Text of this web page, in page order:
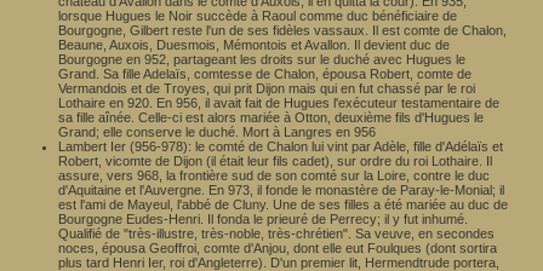
lorsque Hugues le Noir succède à Raoul comme duc bénéficiaire de
Bourgogne, Gilbert reste l'un de ses fidèles vassaux. Il est comte de Chalon,
Beaune, Auxois, Duesmois, Mémontois et Avallon. Il devient duc de
Bourgogne en 952, partageant les droits sur le duché avec Hugues le
Grand. Sa fille Adelaïs, comtesse de Chalon, épousa Robert, comte de
Vermandois et de Troyes, qui prit Dijon mais qui en fut chassé par le roi
Lothaire en 920. En 956, il avait fait de Hugues l'exécuteur testamentaire de
sa fille aînée. Celle-ci est alors mariée à Otton, deuxième fils d'Hugues le
Grand; elle conserve le duché. Mort à Langres en 956
Lambert Ier (956-978): le comté de Chalon lui vint par Adèle, fille d'Adélaïs et
Robert, vicomte de Dijon (il était leur fils cadet), sur ordre du roi Lothaire. Il
assure, vers 968, la frontière sud de son comté sur la Loire, contre le duc
d'Aquitaine et l'Auvergne. En 973, il fonde le monastère de Paray-le-Monial; il
est l'ami de Mayeul, l'abbé de Cluny. Une de ses filles a été mariée au duc de
Bourgogne Eudes-Henri. Il fonda le prieuré de Perrecy; il y fut inhumé.
Qualifié de "très-illustre, très-noble, très-chrétien". Sa veuve, en secondes
noces, épousa Geoffroi, comte d'Anjou, dont elle eut Foulques (dont sortira
plus tard Henri Ier, roi d'Angleterre). D'un premier lit, Hermendtrude portera,